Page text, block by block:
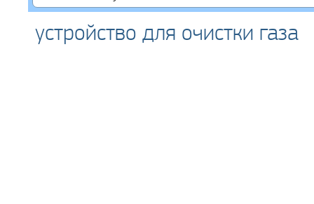
устройство для очистки газа